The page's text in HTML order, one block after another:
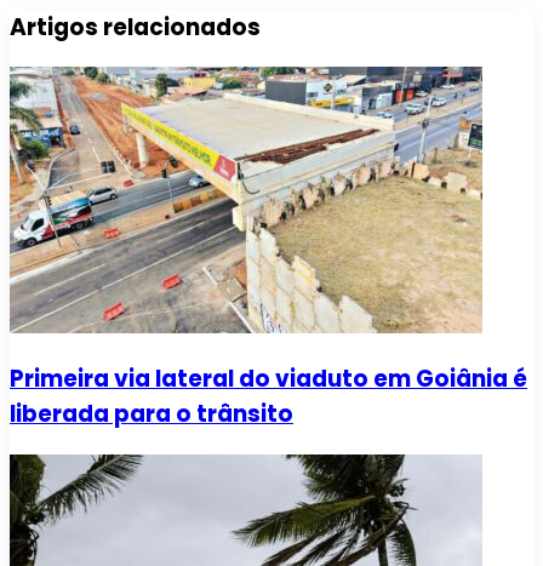
Artigos relacionados
Primeira via lateral do viaduto em Goiânia é
liberada para o trânsito